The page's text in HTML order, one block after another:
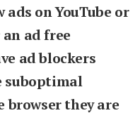
on YouTube or
ad free
ad blockers
suboptimal
browser they are